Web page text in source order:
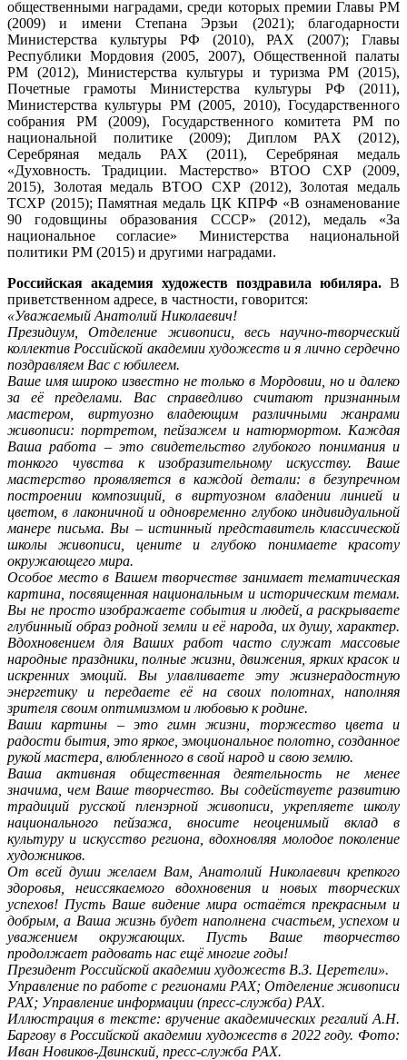
общественными наградами, среди которых премии Главы РМ
(2009) и имени Степана Эрзьи (2021); благодарности
Министерства культуры РФ (2010), РАХ (2007); Главы
Республики Мордовия (2005, 2007), Общественной палаты
РМ (2012), Министерства культуры и туризма РМ (2015),
Почетные грамоты Министерства культуры РФ (2011),
Министерства культуры РМ (2005, 2010), Государственного
собрания РМ (2009), Государственного комитета РМ по
национальной политике (2009); Диплом РАХ (2012),
Серебряная медаль РАХ (2011), Серебряная медаль
«Духовность. Традиции. Мастерство» ВТОО СХР (2009,
2015), Золотая медаль ВТОО СХР (2012), Золотая медаль
ТСХР (2015); Памятная медаль ЦК КПРФ «В ознаменование
90 годовщины образования СССР» (2012), медаль «За
национальное согласие» Министерства национальной
политики РМ (2015) и другими наградами.
Российская академия художеств поздравила юбиляра. В
приветственном адресе, в частности, говорится:
«Уважаемый Анатолий Николаевич!
Президиум, Отделение живописи, весь научно-творческий
коллектив Российской академии художеств и я лично сердечно
поздравляем Вас с юбилеем.
Ваше имя широко известно не только в Мордовии, но и далеко
за её пределами. Вас справедливо считают признанным
мастером, виртуозно владеющим различными жанрами
живописи: портретом, пейзажем и натюрмортом. Каждая
Ваша работа – это свидетельство глубокого понимания и
тонкого чувства к изобразительному искусству. Ваше
мастерство проявляется в каждой детали: в безупречном
построении композиций, в виртуозном владении линией и
цветом, в лаконичной и одновременно глубоко индивидуальной
манере письма. Вы – истинный представитель классической
школы живописи, цените и глубоко понимаете красоту
окружающего мира.
Особое место в Вашем творчестве занимает тематическая
картина, посвященная национальным и историческим темам.
Вы не просто изображаете события и людей, а раскрываете
глубинный образ родной земли и её народа, их душу, характер.
Вдохновением для Ваших работ часто служат массовые
народные праздники, полные жизни, движения, ярких красок и
искренних эмоций. Вы улавливаете эту жизнерадостную
энергетику и передаете её на своих полотнах, наполняя
зрителя своим оптимизмом и любовью к родине.
Ваши картины – это гимн жизни, торжество цвета и
радости бытия, это яркое, эмоциональное полотно, созданное
рукой мастера, влюбленного в свой народ и свою землю.
Ваша активная общественная деятельность не менее
значима, чем Ваше творчество. Вы содействуете развитию
традиций русской пленэрной живописи, укрепляете школу
национального пейзажа, вносите неоценимый вклад в
культуру и искусство региона, вдохновляя молодое поколение
художников.
От всей души желаем Вам, Анатолий Николаевич крепкого
здоровья, неиссякаемого вдохновения и новых творческих
успехов! Пусть Ваше видение мира остаётся прекрасным и
добрым, а Ваша жизнь будет наполнена счастьем, успехом и
уважением окружающих. Пусть Ваше творчество
продолжает радовать нас ещё многие годы!
Президент Российской академии художеств В.З. Церетели».
Управление по работе с регионами РАХ; Отделение живописи
РАХ; Управление информации (пресс-служба) РАХ.
Иллюстрация в тексте: вручение академических регалий А.Н.
Баргову в Российской академии художеств в 2022 году. Фото:
Иван Новиков-Двинский, пресс-служба РАХ.